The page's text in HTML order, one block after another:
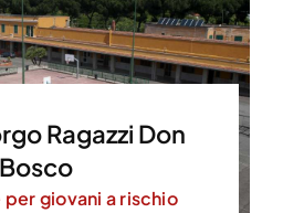
Ragazzi Don
Bosco
giovani a rischio